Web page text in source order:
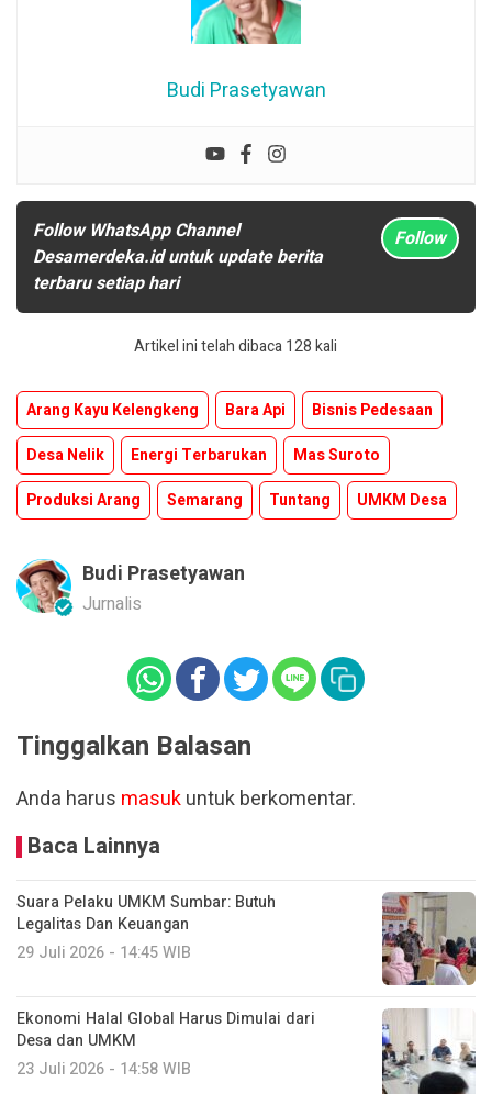
Budi Prasetyawan
Follow WhatsApp Channel
Desamerdeka.id untuk update berita
terbaru setiap hari
Follow
Artikel ini telah dibaca 128 kali
Arang Kayu Kelengkeng Bara Api
Bisnis Pedesaan
Desa Nelik
Energi Terbarukan
Mas Suroto
Produksi Arang
Semarang Tuntang UMKM Desa
Budi Prasetyawan
Jurnalis
Tinggalkan Balasan
Anda harus masukuntuk berkomentar.
Baca Lainnya
Suara Pelaku UMKM Sumbar: Butuh
Legalitas Dan Keuangan
29 Juli 2026 - 14:45 WIB
Ekonomi Halal Global Harus Dimulai dari
Desa dan UMKM
23 Juli 2026 - 14:58 WIB